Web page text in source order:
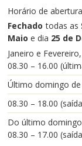
Horário de
Fechado todas as
Maioe dia 25 de
Janeiro e
08.30 – 16.00
Último domingo
08.30 – 18.00
Do último
08.30 – 17.00 (